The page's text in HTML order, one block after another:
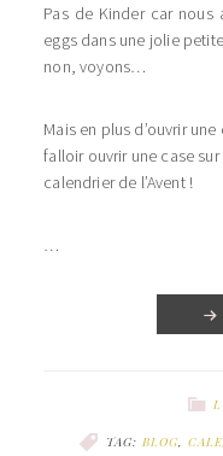
Pas de Kinder car
eggs dans une jolie
non, voyons…
Mais en plus d’ouvrir
falloir ouvrir une case
calendrier de l’Avent !
…
TAG: BLOG,